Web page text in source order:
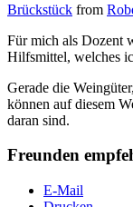
Brückstück from
Für mich als Dozent
Hilfsmittel, welches
Gerade die
können auf diesem
daran sind.
Freunden
E-Mail